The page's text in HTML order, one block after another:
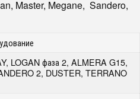
Master, Megane, Sandero,
LOGAN фаза 2, ALMERA G15,
2, DUSTER, TERRANO